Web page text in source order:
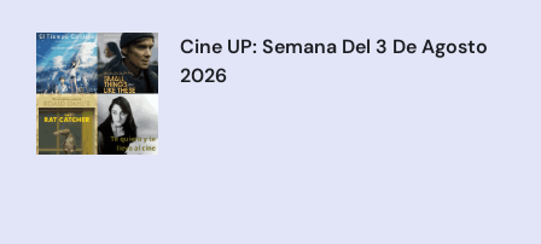
Cine UP: Semana Del 3 De Agosto
2026